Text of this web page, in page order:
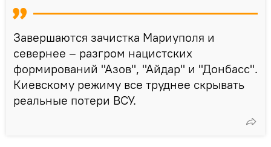
Завершаются зачистка Мариуполя и
севернее – разгром нацистских
формирований "Азов", "Айдар" и "Донбасс".
Киевскому режиму все труднее скрывать
реальные потери ВСУ.